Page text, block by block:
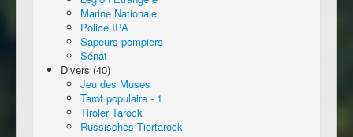
Marine Nationale
Police IPA
Sapeurs pompiers
Sénat
Divers (40)
Jeu des Muses
Tarot populaire - 1
Tiroler Tarock
Russisches Tiertarock